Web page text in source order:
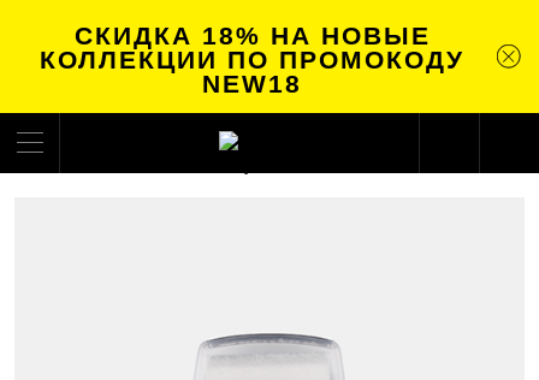
СКИДКА 18% НА НОВЫЕ
КОЛЛЕКЦИИ ПО ПРОМОКОДУ
NEW18